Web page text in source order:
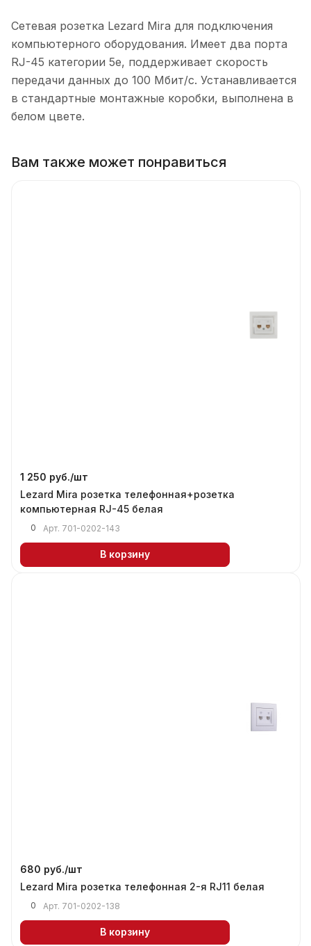
Сетевая розетка Lezard Mira для подключения
компьютерного оборудования. Имеет два порта
RJ-45 категории 5e, поддерживает скорость
передачи данных до 100 Мбит/с. Устанавливается
в стандартные монтажные коробки, выполнена в
белом цвете.
Вам также может понравиться
1 250 руб./шт
Lezard Mira розетка телефонная+розетка
компьютерная RJ-45 белая
0 Арт. 701-0202-143
В корзину
680 руб./шт
Lezard Mira розетка телефонная 2-я RJ11 белая
0 Арт. 701-0202-138
В корзину